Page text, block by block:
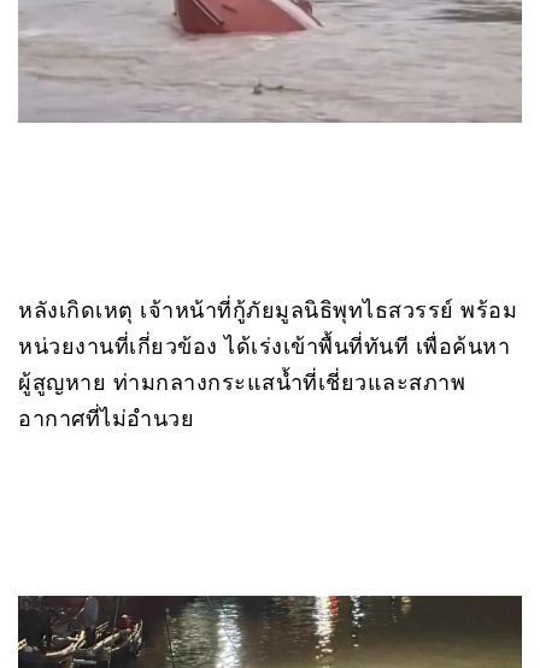
หลังเกิดเหตุ เจ้าหน้าที่กู้ภัยมูลนิธิพุทไธสวรรย์ พร้อม
หน่วยงานที่เกี่ยวข้อง ได้เร่งเข้าพื้นที่ทันที เพื่อค้นหา
ผู้สูญหาย ท่ามกลางกระแสน้ำที่เชี่ยวและสภาพ
อากาศที่ไม่อำนวย